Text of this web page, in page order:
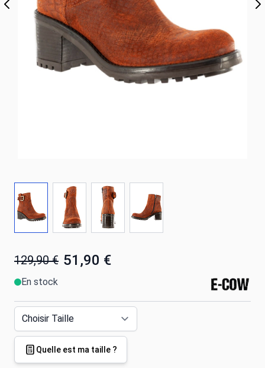
129,90 € 51,90 €
En stock
Quelle est ma taille ?